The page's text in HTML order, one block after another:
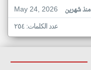
May 24, 2026
منذ شهرين
عدد الكلمات: ٢٥٤